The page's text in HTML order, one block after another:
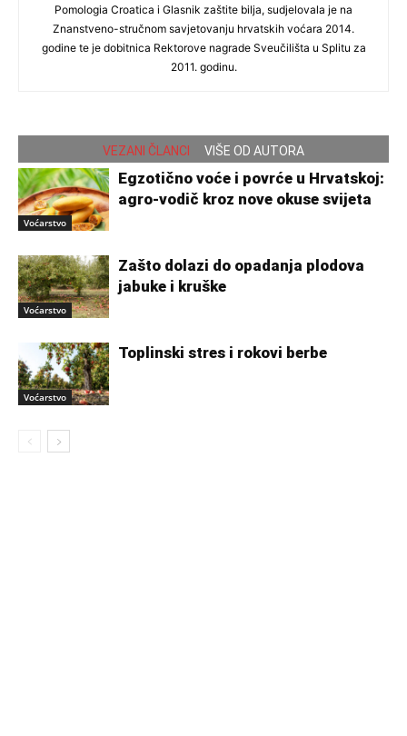
Pomologia Croatica i Glasnik zaštite bilja, sudjelovala je na
Znanstveno-stručnom savjetovanju hrvatskih voćara 2014.
godine te je dobitnica Rektorove nagrade Sveučilišta u Splitu za
2011. godinu.
VEZANI ČLANCI VIŠE OD AUTORA
Voćarstvo
Egzotično voće i povrće u Hrvatskoj:
agro-vodič kroz nove okuse svijeta
Voćarstvo
Zašto dolazi do opadanja plodova
jabuke i kruške
Voćarstvo
Toplinski stres i rokovi berbe